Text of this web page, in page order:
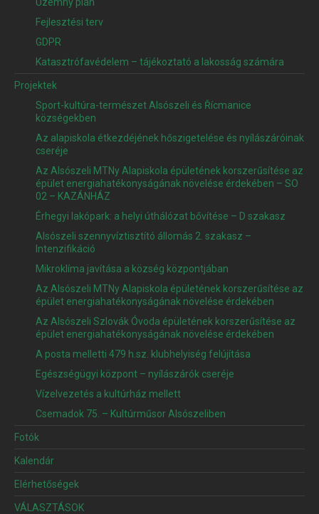
Fejlesztési terv
GDPR
Katasztrófavédelem – tájékoztató a lakosság számára
Projektek
Sport-kultúra-természet Alsószeli és Řícmanice
községekben
Az alapiskola étkezdéjének hőszigetelése és nyílászáróinak
cseréje
Az Alsószeli MTNy Alapiskola épületének korszerűsítése az
épület energiahatékonyságának növelése érdekében – SO
02 – KAZÁNHÁZ
Érhegyi lakópark: a helyi úthálózat bővítése – D szakasz
Alsószeli szennyvíztisztító állomás 2. szakasz –
Intenzifikáció
Mikroklíma javítása a község központjában
Az Alsószeli MTNy Alapiskola épületének korszerűsítése az
épület energiahatékonyságának növelése érdekében
Az Alsószeli Szlovák Óvoda épületének korszerűsítése az
épület energiahatékonyságának növelése érdekében
A posta melletti 479 h.sz. klubhelyiség felújítása
Egészségügyi központ – nyílászárók cseréje
Vízelvezetés a kultúrház mellett
Csemadok 75. – Kultúrműsor Alsószeliben
Fotók
Kalendár
Elérhetőségek
VÁLASZTÁSOK